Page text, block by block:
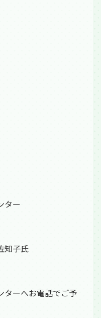
ター
子氏
ターへお電話でご予